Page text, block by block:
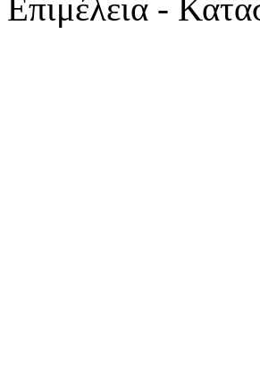
Επιμέλεια -